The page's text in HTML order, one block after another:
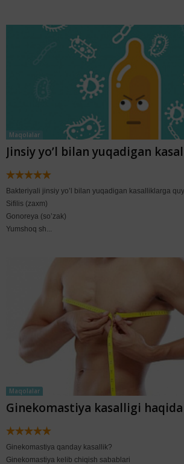
Maqolalar
Jinsiy yo’l bilan yuqadigan
Bakteriyali jinsiy yo’l bilan yuqadigan kasalliklarga
Sifilis (zaxm)
Gonoreya (so’zak)
Yumshoq sh...
Maqolalar
Ginekomastiya kasalligi haqida
Ginekomastiya qanday kasallik?
Ginekomastiya kelib chiqish sabablari